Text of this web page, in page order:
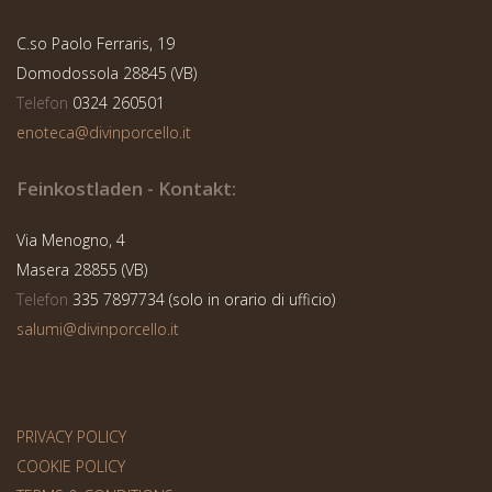
Ausführung wählen
C.so Paolo Ferraris, 19
Domodossola 28845 (VB)
Telefon 0324 260501
enoteca@divinporcello.it
Feinkostladen - Kontakt:
Via Menogno, 4
Masera 28855 (VB)
Telefon 335 7897734 (solo in orario di ufficio)
salumi@divinporcello.it
PRIVACY POLICY
COOKIE POLICY